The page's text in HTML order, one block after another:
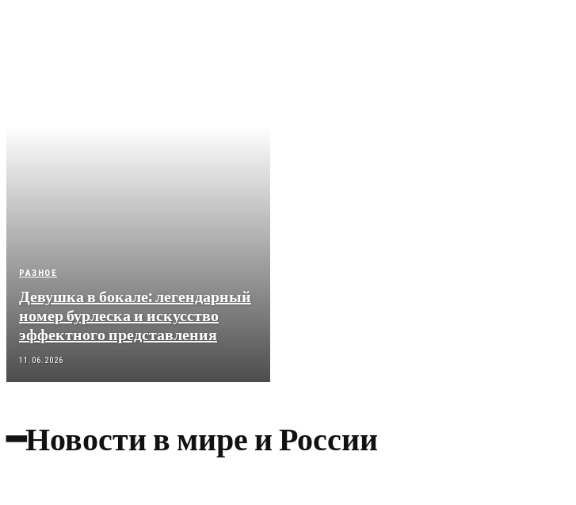
РАЗНОЕ
Девушка в бокале: легендарный
номер бурлеска и искусство
эффектного представления
11.06.2026
━Новости в мире и России